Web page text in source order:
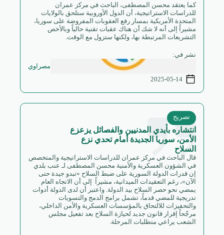
كما يعتقد محسن المصطفى، الباحث في مركز عمران
للدراسات الاستراتيجية، أن الدول الأوروبية ستلحق بالولايات
المتحدة الأمريكية بمسار رفع العقوبات المفروضة على سوريا،
مشيراً إلى أنه لا شك أن هناك عقبات تقنية حالياً وبالأخص
التشريعات المرتبطة بها، ولكنها ستزول مع الوقت.
نشر في:
مصراوي
2025-05-14
انتشاره بأيدي المدنيين والفصائل يزعزع
الأمن، سوريا الجديدة أمام تحدي نزع
السلاح
تصريح
قال الباحث في مركز عمران للدراسات الاستراتيجية والمتخصص
في الشؤون العسكرية والأمنية محسن المصطفى لـ عنب بلدي
إن قدرات الدولة السورية على ضبط السلاح «تبدو جيدة حتى
الآن»، رغم التعقيدات الميدانية، مشيراً إلى أن الاتجاه العام
يمضي نحو حصر السلاح بيد الدولة. واعتبر أن لدى الدولة أدوات
تدريجية للمضي قدماً، تشمل برامج الدمج والتسويات
والتحفيزات للالتحاق بالمؤسسات العسكرية والأمن الداخلي،
مرجّحاً إقرار قانون جديد لحيازة السلاح بعد تفعيل مجلس
الشعب يراعي متطلبات المرحلة.